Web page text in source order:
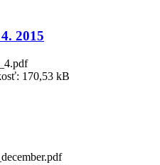
2015
170,53 kB